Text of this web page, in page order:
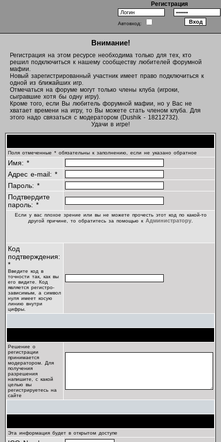
Регистрация
Автовход:
Внимание!
Регистрация на этом ресурсе необходима только для тех, кто
решил подключиться к нашему сообществу любителей форумной
мафии.
Новый зарегистрированный участник имеет право подключиться к
одной из ближайших игр.
Отмечаться на форуме могут только члены клуба (игроки,
сыгравшие хотя бы одну игру).
Кроме того, если Вы любитель форумной мафии, но у Вас не
хватает времени на игру, то Вы можете стать членом клуба. Для
этого надо связаться с модератором (Dushik - 18212732).
Удачи в игре!
Поля отмеченные * обязательны к заполнению, если не указано обратное
Имя: *
Адрес e-mail: *
Пароль: *
Подтвердите
пароль: *
Если у вас плохое зрение или вы не можете прочесть этот код по какой-то
другой причине, то обратитесь за помощью к Администратору
Код
подтверждения:
*
Введите код в
точности так, как вы
его видите. Код
является регистро-
зависимым, а символ
нуля имеет косую
линию внутри
цифры.
Решение о
регистрации
принимается
модератором. Для
получения
разрешения
напишите, с какой
целью вы
регистрируетесь на
сайте
Эта информация будет в открытом доступе